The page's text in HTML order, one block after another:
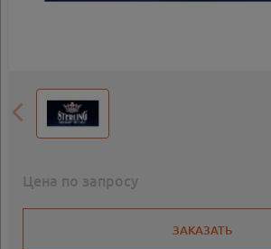
Цена по запросу
ЗАКАЗАТЬ